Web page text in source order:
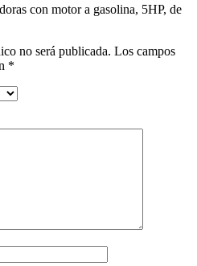
con motor a gasolina, 5HP, de
no será publicada. Los campos
*